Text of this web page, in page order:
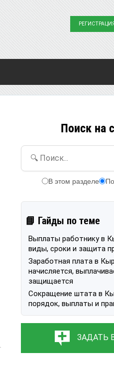
Поиск на
🔍 Поиск...
В этом разделе
📘 Гайды по теме
Выплаты работнику в
виды, сроки и защита
Заработная плата в
начисляется,
защищается
Сокращение штата в
порядок, выплаты и
ЗАДАТЬ